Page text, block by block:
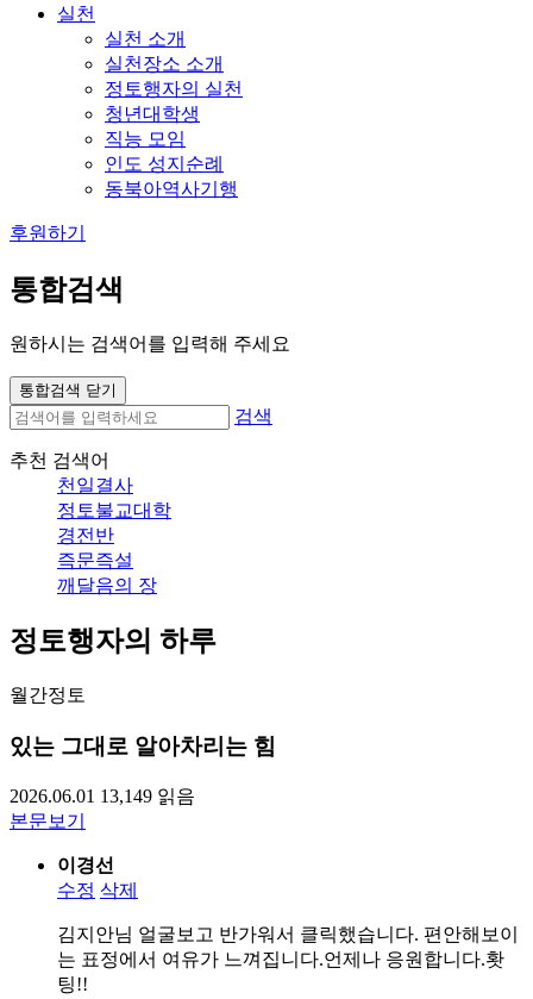
실천
실천 소개
실천장소 소개
정토행자의 실천
청년대학생
직능 모임
인도 성지순례
동북아역사기행
후원하기
통합검색
원하시는 검색어를 입력해 주세요
통합검색 닫기
검색
추천 검색어
천일결사
정토불교대학
경전반
즉문즉설
깨달음의 장
정토행자의 하루
월간정토
있는 그대로 알아차리는 힘
2026.06.01 13,149 읽음
본문보기
이경선
수정 삭제
김지안님 얼굴보고 반가워서 클릭했습니다. 편안해보이
는 표정에서 여유가 느껴집니다.언제나 응원합니다.홧
팅!!